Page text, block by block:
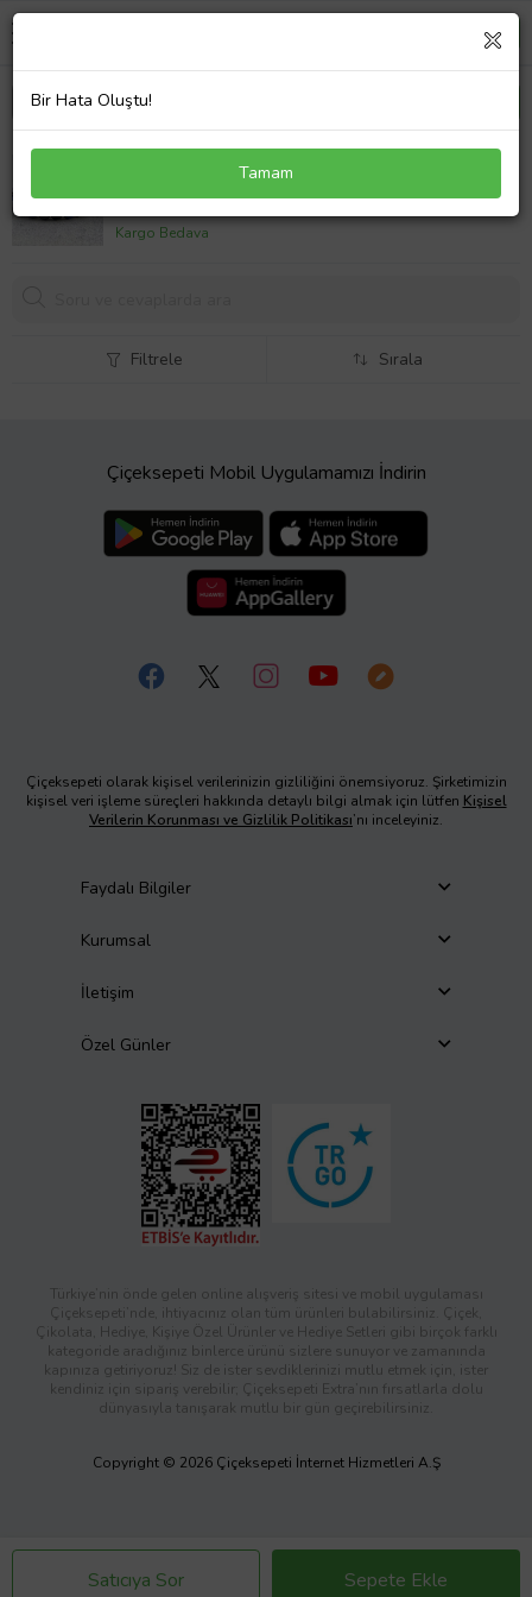
Alnis Atelier Lapis Lazuli, Hematit ve Oniks Doğal
638,33 TL
Kargo Bedava
Satıcıya Sor Sepete Ekle
Filtrele Sırala
Çiçeksepeti Mobil Uygulamamızı İndirin
Çiçeksepeti olarak kişisel verilerinizin gizliliğini önemsiyoruz. Şirketimizin
kişisel veri işleme süreçleri hakkında detaylı bilgi almak için lütfen Kişisel
Verilerin Korunması ve Gizlilik Politikası’nı inceleyiniz.
Faydalı Bilgiler
Kurumsal
İletişim
Özel Günler
Türkiye’nin önde gelen online alışveriş sitesi ve mobil uygulaması
Çiçeksepeti’nde, ihtiyacınız olan tüm ürünleri bulabilirsiniz. Çiçek,
Çikolata, Hediye, Kişiye Özel Ürünler ve Hediye Setleri gibi birçok farklı
kategoride aradığınız binlerce ürünü sizlere sunuyor ve zamanında
kapınıza getiriyoruz! Siz de ister sevdiklerinizi mutlu etmek için, ister
kendiniz için sipariş verebilir; Çiçeksepeti Extra’nın fırsatlarla dolu
dünyasıyla tanışarak mutlu bir gün geçirebilirsiniz.
Copyright © 2026 Çiçeksepeti İnternet Hizmetleri A.Ş
Bir Hata Oluştu!
Tamam